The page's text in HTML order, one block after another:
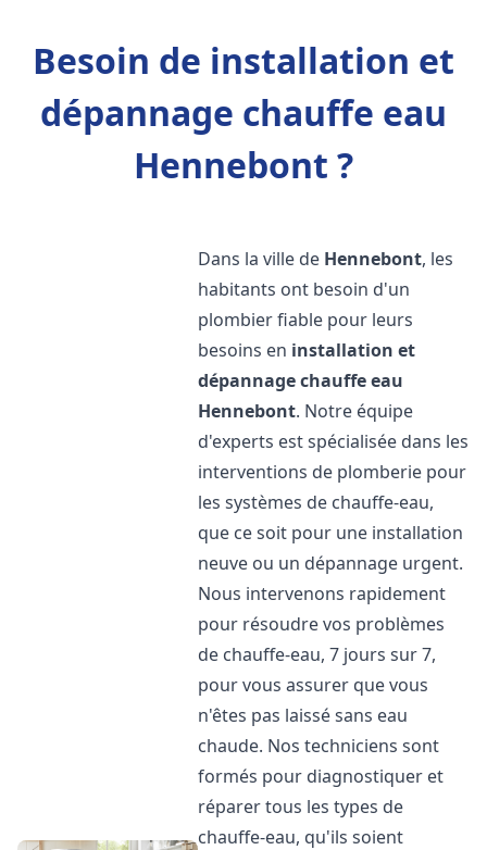
Besoin de installation et
dépannage chauffe eau
Hennebont ?
Dans la ville de Hennebont, les
habitants ont besoin d'un
plombier fiable pour leurs
besoins en installation et
dépannage chauffe eau
Hennebont. Notre équipe
d'experts est spécialisée dans les
interventions de plomberie pour
les systèmes de chauffe-eau,
que ce soit pour une installation
neuve ou un dépannage urgent.
Nous intervenons rapidement
pour résoudre vos problèmes
de chauffe-eau, 7 jours sur 7,
pour vous assurer que vous
n'êtes pas laissé sans eau
chaude. Nos techniciens sont
formés pour diagnostiquer et
réparer tous les types de
chauffe-eau, qu'ils soient